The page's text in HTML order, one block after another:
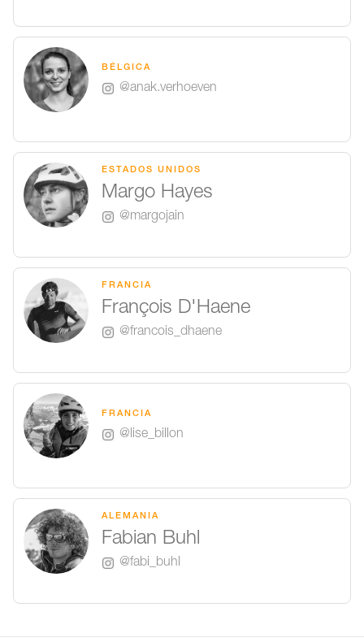
BÉLGICA
@anak.verhoeven
ESTADOS UNIDOS
Margo Hayes
@margojain
FRANCIA
François D'Haene
@francois_dhaene
FRANCIA
@lise_billon
ALEMANIA
Fabian Buhl
@fabi_buhl